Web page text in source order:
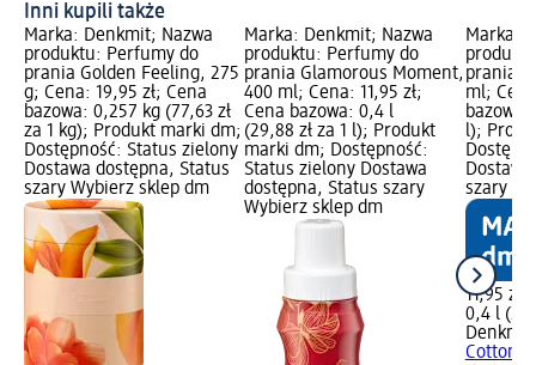
Inni kupili także
Marka: Denkmit; Nazwa
produktu: Perfumy do
prania Golden Feeling, 275
g; Cena: 19,95 zł; Cena
bazowa: 0,257 kg (77,63 zł
za 1 kg); Produkt marki dm;
Dostępność: Status zielony
Dostawa dostępna, Status
szary Wybierz sklep dm
Marka: Denkmit; Nazwa
produktu: Perfumy do
prania Glamorous Moment,
400 ml; Cena: 11,95 zł;
Cena bazowa: 0,4 l
(29,88 zł za 1 l); Produkt
marki dm; Dostępność:
Status zielony Dostawa
dostępna, Status szary
Wybierz sklep dm
Marka:
prania
ml;
bazowa:
l);
szary
11,95 zł
0,4 l
Denkmit
Cotton